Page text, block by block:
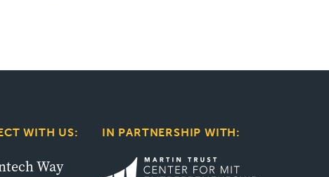
WITH US:
Way
IN PARTNERSHIP WITH: